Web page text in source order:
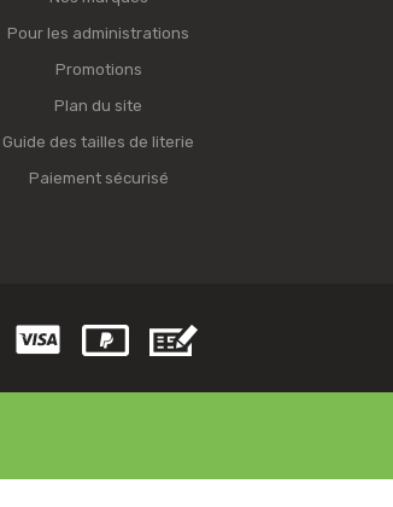
Pour les administrations
Promotions
Plan du site
Guide des tailles de literie
Paiement sécurisé